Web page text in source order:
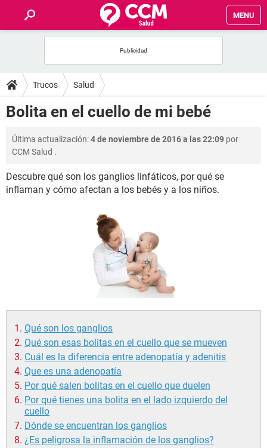
MENU
FOROS
SALUD
FAMILIA
BIENESTAR
Trucos Salud
Bolita en el cuello de mi bebé
Última actualización:4 de noviembre de 2016 a las 22:09 por
CCM Salud .
Descubre qué son los ganglios linfáticos, por qué se
inflaman y cómo afectan a los bebés y a los niños.
Qué son los ganglios
Qué son esas bolitas en el cuello que se mueven
Cuál es la diferencia entre adenopatía y adenitis
Que es una adenopatía
Por qué salen bolitas en el cuello que duelen
Por qué tienes una bolita en el lado izquierdo del
cuello
Dónde se encuentran los ganglios
¿Es peligrosa la inflamación de los ganglios?